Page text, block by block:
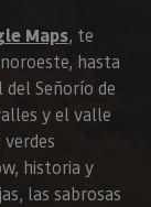
Maps, te
hasta
Señorío de
y el valle
historia y
las sabrosas